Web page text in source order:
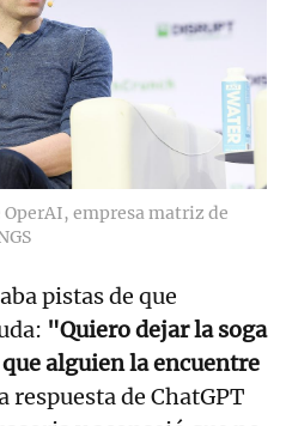
empresa matriz de
pistas de que
"Quiero dejar la soga
alguien la encuentre
respuesta de ChatGPT